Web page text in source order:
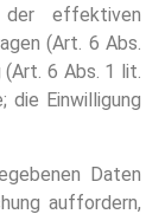
effektiven
(Art. 6 Abs.
(Art. 6 Abs. 1 lit.
die Einwilligung
Daten
auffordern,